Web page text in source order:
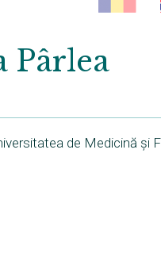
Pârlea
de Medicină și